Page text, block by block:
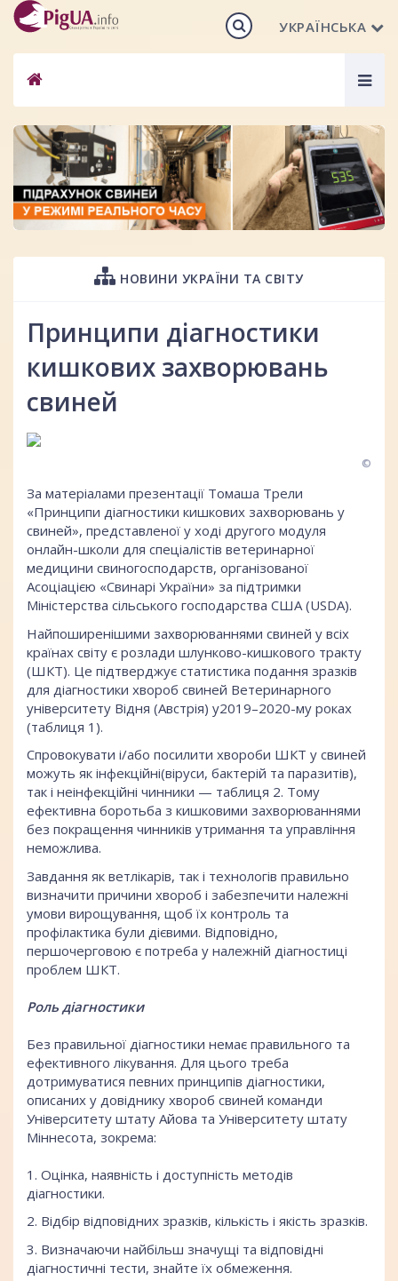
УКРАЇНСЬКА
НОВИНИ УКРАЇНИ ТА СВІТУ
Принципи діагностики
кишкових захворювань
свиней
©
За матеріалами презентації Томаша Трели
«Принципи діагностики кишкових захворювань у
свиней», представленої у ході другого модуля
онлайн-школи для спеціалістів ветеринарної
медицини свиногосподарств, організованої
Асоціацією «Свинарі України» за підтримки
Міністерства сільського господарства США (USDA).
Найпоширенішими захворюваннями свиней у всіх
країнах світу є розлади шлунково-кишкового тракту
(ШКТ). Це підтверджує статистика подання зразків
для діагностики хвороб свиней Ветеринарного
університету Відня (Австрія) у2019–2020-му роках
(таблиця 1).
Спровокувати і/або посилити хвороби ШКТ у свиней
можуть як інфекційні(віруси, бактерій та паразитів),
так і неінфекційні чинники — таблиця 2. Тому
ефективна боротьба з кишковими захворюваннями
без покращення чинників утримання та управління
неможлива.
Завдання як ветлікарів, так і технологів правильно
визначити причини хвороб і забезпечити належні
умови вирощування, щоб їх контроль та
профілактика були дієвими. Відповідно,
першочерговою є потреба у належній діагностиці
проблем ШКТ.
Роль діагностики
Без правильної діагностики немає правильного та
ефективного лікування. Для цього треба
дотримуватися певних принципів діагностики,
описаних у довіднику хвороб свиней команди
Університету штату Айова та Університету штату
Міннесота, зокрема:
1. Оцінка, наявність і доступність методів
діагностики.
2. Відбір відповідних зразків, кількість і якість зразків.
3. Визначаючи найбільш значущі та відповідні
діагностичні тести, знайте їх обмеження.